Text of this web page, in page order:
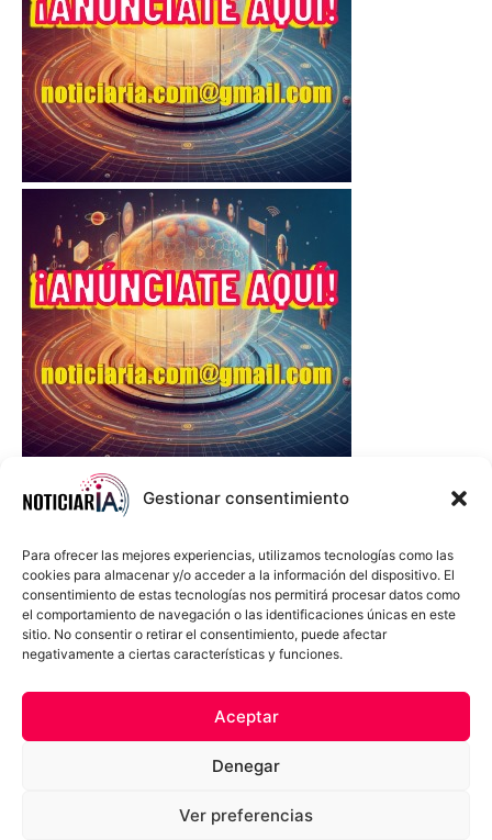
Gestionar consentimiento
Para ofrecer las mejores experiencias, utilizamos tecnologías como las
cookies para almacenar y/o acceder a la información del dispositivo. El
consentimiento de estas tecnologías nos permitirá procesar datos como
el comportamiento de navegación o las identificaciones únicas en este
sitio. No consentir o retirar el consentimiento, puede afectar
negativamente a ciertas características y funciones.
Aceptar
Denegar
Ver preferencias
Política de cookies
Términos y Condiciones
Aviso Sobre el Uso de IA
Compromiso Ético con la IA
Propiedad Intelectual